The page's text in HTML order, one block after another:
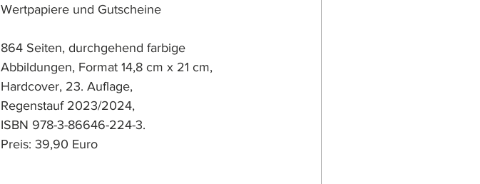
Wertpapiere und Gutscheine
864 Seiten, durchgehend farbige
Abbildungen, Format 14,8 cm x 21 cm,
Hardcover, 23. Auflage,
Regenstauf 2023/2024,
ISBN 978-3-86646-224-3.
Preis: 39,90 Euro